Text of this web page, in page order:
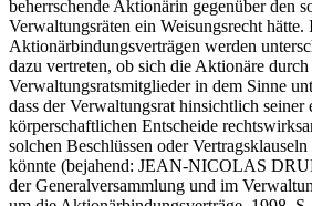
beherrschende Aktionärin gegenüber den
Verwaltungsräten ein Weisungsrecht
Aktionärbindungsverträgen werden
dazu vertreten, ob sich die Aktionäre
Verwaltungsratsmitglieder in dem Sinne
dass der Verwaltungsrat hinsichtlich seiner
körperschaftlichen Entscheide
solchen Beschlüssen oder
könnte (bejahend: JEAN-NICOLAS
der Generalversammlung und im